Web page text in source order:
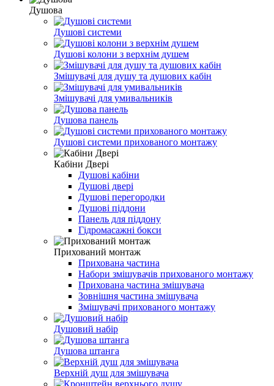
Душова
Душові системи
Душові колони з верхнім душем
Змішувачі для душу та душових кабін
Змішувачі для умивальників
Душова панель
Душові системи прихованого монтажу
Кабіни Двері
Душові кабіни
Душові двері
Душові перегородки
Душові піддони
Панель для піддону
Гідромасажні бокси
Прихований монтаж
Прихована частина
Набори змішувачів прихованого монтажу
Прихована частина змішувача
Зовнішня частина змішувача
Змішувачі прихованого монтажу
Душовий набір
Душова штанга
Верхній душ для змішувача